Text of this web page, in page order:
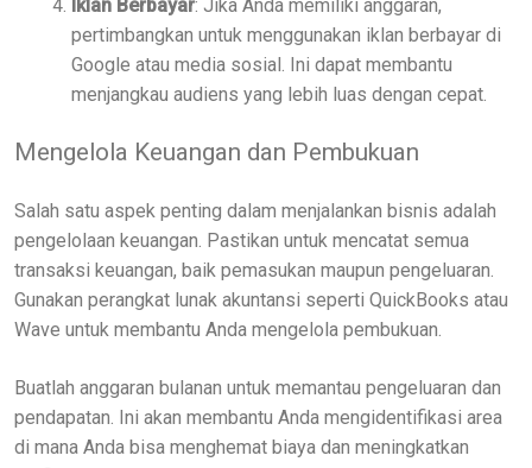
Iklan Berbayar: Jika Anda memiliki anggaran,
pertimbangkan untuk menggunakan iklan berbayar di
Google atau media sosial. Ini dapat membantu
menjangkau audiens yang lebih luas dengan cepat.
Mengelola Keuangan dan Pembukuan
Salah satu aspek penting dalam menjalankan bisnis adalah
pengelolaan keuangan. Pastikan untuk mencatat semua
transaksi keuangan, baik pemasukan maupun pengeluaran.
Gunakan perangkat lunak akuntansi seperti QuickBooks atau
Wave untuk membantu Anda mengelola pembukuan.
Buatlah anggaran bulanan untuk memantau pengeluaran dan
pendapatan. Ini akan membantu Anda mengidentifikasi area
di mana Anda bisa menghemat biaya dan meningkatkan